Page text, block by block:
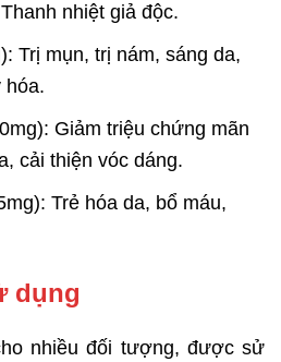
nhiệt giả độc.
Trị mụn, trị nám, sáng da,
hóa.
Giảm triệu chứng mãn
cải thiện vóc dáng.
Trẻ hóa da, bổ máu,
dụng
nhiều đối tượng, được sử